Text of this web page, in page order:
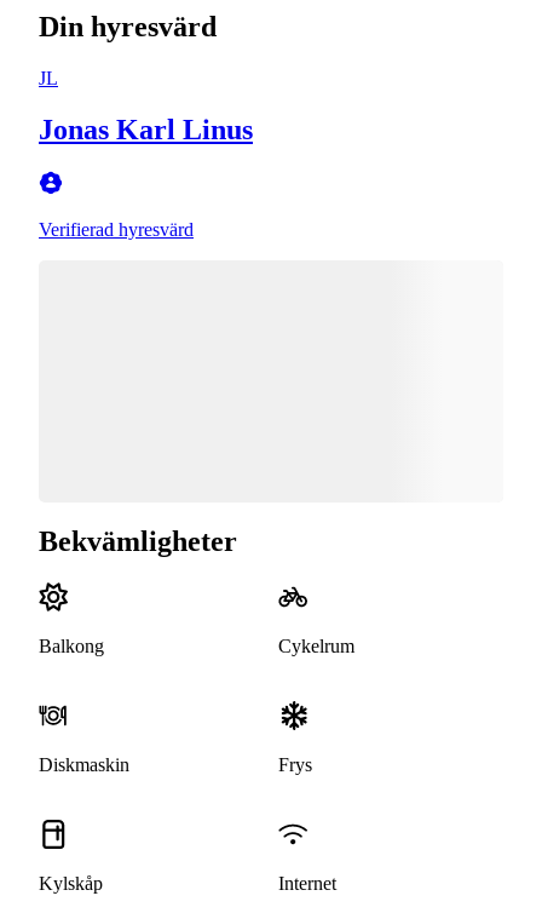
Din hyresvärd
JL
Jonas Karl Linus
Verifierad hyresvärd
Bekvämligheter
Balkong Cykelrum
Diskmaskin Frys
Kylskåp Internet